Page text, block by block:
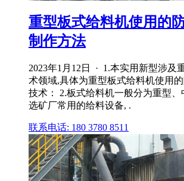
重型板式给料机使用的
制作方法
2023年1月12日 · 1.本实用新型涉及
术领域,具体为重型板式给料机使用
技术： 2.板式给料机一般分为重型
选矿厂常用的给料设备, .
联系电话: 180 3780 8511